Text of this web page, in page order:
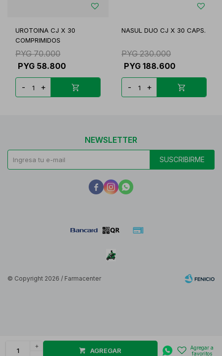
+
AGREGAR
UROTOINA CJ X 30
COMPRIMIDOS
PYG 70.000
PYG 58.800
- +
NASUL DUO CJ X 30 CAPS.
PYG 230.000
PYG 188.600
- +
NEWSLETTER
SUSCRIBIRME
  
© Copyright 2026 / Farmacenter
Fenicio